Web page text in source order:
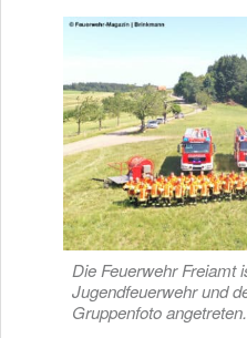
Die Feuerwehr Freiamt
Jugendfeuerwehr und
Gruppenfoto